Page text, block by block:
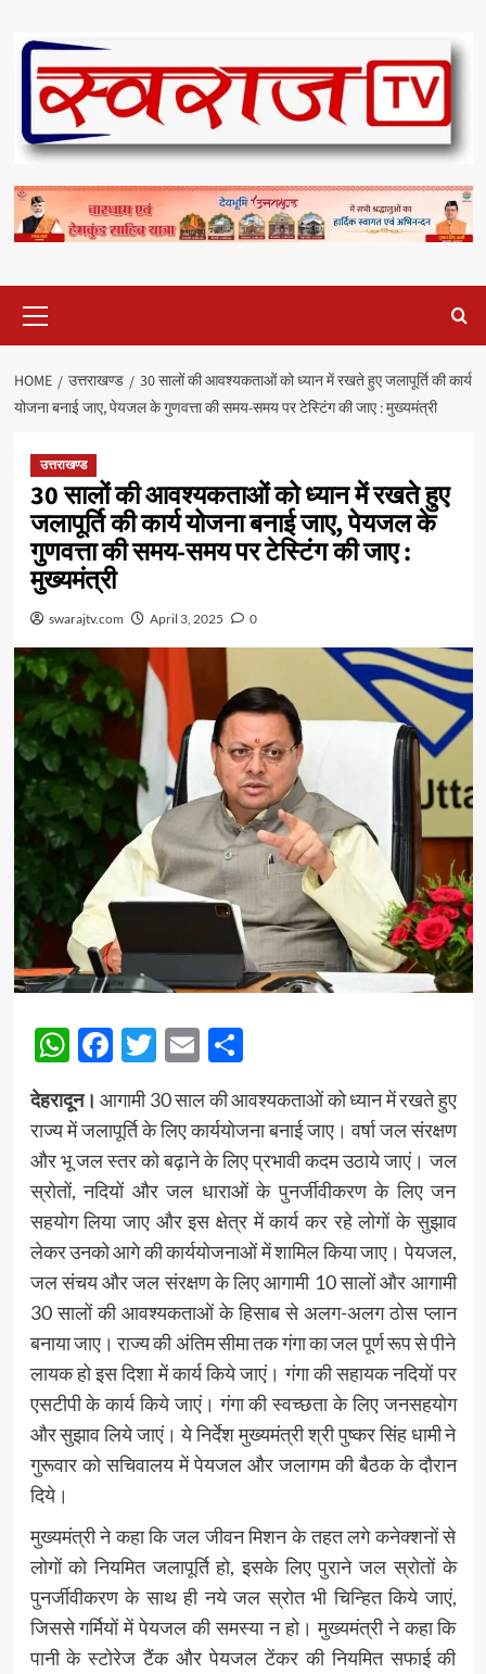
content
Menu
HOME उत्तराखण्ड
30 सालों की आवश्यकताओं को ध्यान में रखते हुए जलापूर्ति की कार्य
योजना बनाई जाए, पेयजल के गुणवत्ता की समय-समय पर टेस्टिंग की जाए : मुख्यमंत्री
उत्तराखण्ड
30 सालों की आवश्यकताओं को ध्यान में रखते हुए
जलापूर्ति की कार्य योजना बनाई जाए, पेयजल के
गुणवत्ता की समय-समय पर टेस्टिंग की जाए :
मुख्यमंत्री
swarajtv.com April 3, 2025 0
WhatsApp
Facebook
Twitter
EmailShare
देहरादून। आगामी 30 साल की आवश्यकताओं को ध्यान में रखते हुए
राज्य में जलापूर्ति के लिए कार्ययोजना बनाई जाए। वर्षा जल संरक्षण
और भू जल स्तर को बढ़ाने के लिए प्रभावी कदम उठाये जाएं। जल
स्रोतों, नदियों और जल धाराओं के पुनर्जीवीकरण के लिए जन
सहयोग लिया जाए और इस क्षेत्र में कार्य कर रहे लोगों के सुझाव
लेकर उनको आगे की कार्ययोजनाओं में शामिल किया जाए। पेयजल,
जल संचय और जल संरक्षण के लिए आगामी 10 सालों और आगामी
30 सालों की आवश्यकताओं के हिसाब से अलग-अलग ठोस प्लान
बनाया जाए। राज्य की अंतिम सीमा तक गंगा का जल पूर्ण रूप से पीने
लायक हो इस दिशा में कार्य किये जाएं। गंगा की सहायक नदियों पर
एसटीपी के कार्य किये जाएं। गंगा की स्वच्छता के लिए जनसहयोग
और सुझाव लिये जाएं। ये निर्देश मुख्यमंत्री श्री पुष्कर सिंह धामी ने
गुरूवार को सचिवालय में पेयजल और जलागम की बैठक के दौरान
दिये।
मुख्यमंत्री ने कहा कि जल जीवन मिशन के तहत लगे कनेक्शनों से
लोगों को नियमित जलापूर्ति हो, इसके लिए पुराने जल स्रोतों के
पुनर्जीवीकरण के साथ ही नये जल स्रोत भी चिन्हित किये जाएं,
जिससे गर्मियों में पेयजल की समस्या न हो। मुख्यमंत्री ने कहा कि
पानी के स्टोरेज टैंक और पेयजल टेंकर की नियमित सफाई की